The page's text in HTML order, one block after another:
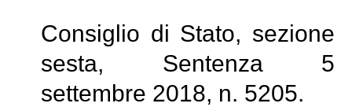
Consiglio di Stato, sezione
sesta, Sentenza 5
settembre 2018, n. 5205.